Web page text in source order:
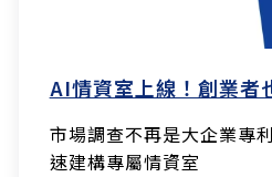
AI情資室上線！創業者
市場調查不再是大企業專
速建構專屬情資室